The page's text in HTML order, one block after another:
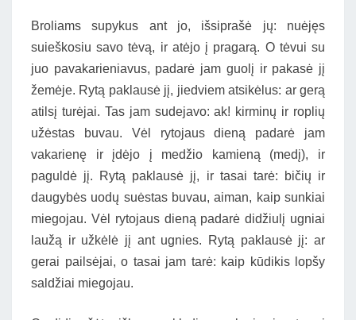
Broliams supykus ant jo, išsiprašė jų: nuėjęs
suieškosiu savo tėvą, ir atėjo į pragarą. O tėvui su
juo pavakarieniavus, padarė jam guolį ir pakasė jį
žemėje. Rytą paklausė jį, jiedviem atsikėlus: ar gerą
atilsį turėjai. Tas jam sudejavo: ak! kirminų ir roplių
užėstas buvau. Vėl rytojaus dieną padarė jam
vakarienę ir įdėjo į medžio kamieną (medį), ir
paguldė jį. Rytą paklausė jį, ir tasai tarė: bičių ir
daugybės uodų suėstas buvau, aiman, kaip sunkiai
miegojau. Vėl rytojaus dieną padarė didžiulį ugniai
laužą ir užkėlė jį ant ugnies. Rytą paklausė jį: ar
gerai pailsėjai, o tasai jam tarė: kaip kūdikis lopšy
saldžiai miegojau.